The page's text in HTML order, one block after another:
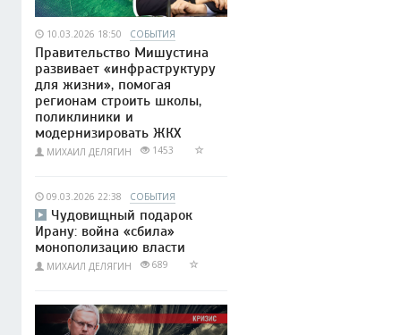
10.03.2026 18:50 СОБЫТИЯ
Правительство Мишустина
развивает «инфраструктуру
для жизни», помогая
регионам строить школы,
поликлиники и
модернизировать ЖКХ
МИХАИЛ ДЕЛЯГИН 1453
09.03.2026 22:38 СОБЫТИЯ
Чудовищный подарок
Ирану: война «сбила»
монополизацию власти
МИХАИЛ ДЕЛЯГИН 689